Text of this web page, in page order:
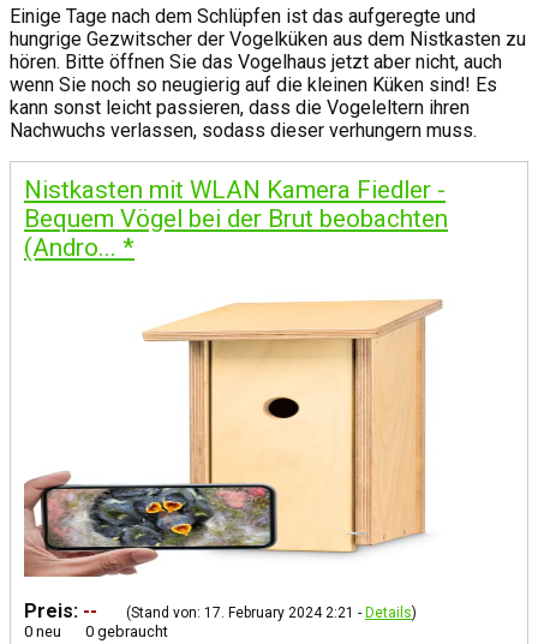
Einige Tage nach dem Schlüpfen ist das aufgeregte und
hungrige Gezwitscher der Vogelküken aus dem Nistkasten zu
hören. Bitte öffnen Sie das Vogelhaus jetzt aber nicht, auch
wenn Sie noch so neugierig auf die kleinen Küken sind! Es
kann sonst leicht passieren, dass die Vogeleltern ihren
Nachwuchs verlassen, sodass dieser verhungern muss.
Nistkasten mit WLAN Kamera Fiedler -
Bequem Vögel bei der Brut beobachten
(Andro... *
Preis: -- (Stand von: 17. February 2024 2:21 - Details)
0 neu 0 gebraucht